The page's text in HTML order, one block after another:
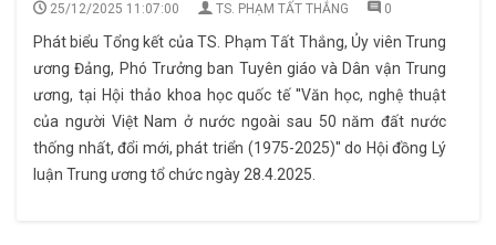
25/12/2025 11:07:00 TS. PHẠM TẤT THẮNG 0
Phát biểu Tổng kết của TS. Phạm Tất Thắng, Ủy viên Trung
ương Đảng, Phó Trưởng ban Tuyên giáo và Dân vận Trung
ương, tại Hội thảo khoa học quốc tế ''Văn học, nghệ thuật
của người Việt Nam ở nước ngoài sau 50 năm đất nước
thống nhất, đổi mới, phát triển (1975-2025)'' do Hội đồng Lý
luận Trung ương tổ chức ngày 28.4.2025.